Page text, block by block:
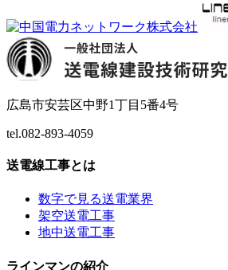
広島市安芸区中野1丁目5番4号
tel.082-893-4059
送電線工事とは
数字で見る送電業界
架空送電工事
地中送電工事
ラインマンの紹介